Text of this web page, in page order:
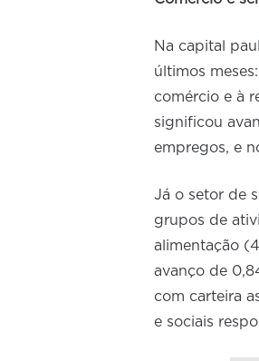
Na capital
últimos
comércio e à
significou
empregos, e
Já o setor de
grupos de
alimentação
avanço de
com carteira
e sociais